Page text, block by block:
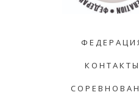
КОНТАКТЫ